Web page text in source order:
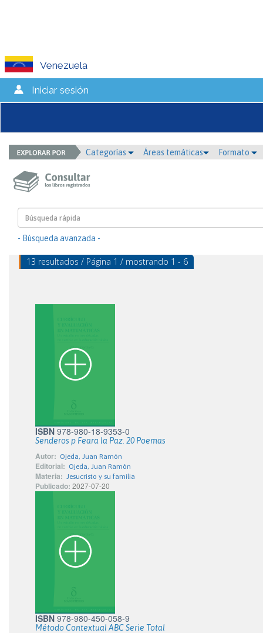
Venezuela
Iniciar sesión
Categorías Áreas temáticas Formato
- Búsqueda avanzada -
13 resultados / Página 1 / mostrando 1 - 6
ISBN 978-980-18-9353-0
Senderos p Feara la Paz. 20 Poemas
Autor: Ojeda, Juan Ramón
Editorial: Ojeda, Juan Ramón
Materia: Jesucristo y su familia
Publicado: 2027-07-20
ISBN 978-980-450-058-9
Método Contextual ABC Serie Total